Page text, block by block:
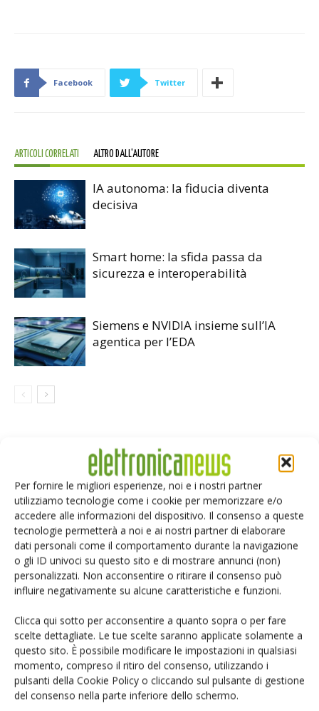
Per fornire le migliori esperienze, noi e i nostri partner
utilizziamo tecnologie come i cookie per memorizzare e/o
accedere alle informazioni del dispositivo. Il consenso a queste
tecnologie permetterà a noi e ai nostri partner di elaborare
dati personali come il comportamento durante la navigazione
o gli ID univoci su questo sito e di mostrare annunci (non)
personalizzati. Non acconsentire o ritirare il consenso può
influire negativamente su alcune caratteristiche e funzioni.
Clicca qui sotto per acconsentire a quanto sopra o per fare
scelte dettagliate. Le tue scelte saranno applicate solamente a
questo sito. È possibile modificare le impostazioni in qualsiasi
momento, compreso il ritiro del consenso, utilizzando i
pulsanti della Cookie Policy o cliccando sul pulsante di gestione
del consenso nella parte inferiore dello schermo.
Facebook Twitter
ARTICOLI CORRELATI ALTRO DALL'AUTORE
IA autonoma: la fiducia diventa
decisiva
Smart home: la sfida passa da
sicurezza e interoperabilità
Siemens e NVIDIA insieme sull’IA
agentica per l’EDA